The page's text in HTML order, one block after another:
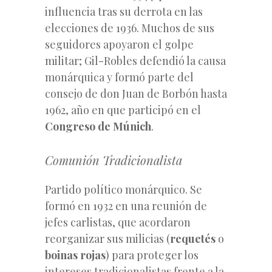
influencia tras su derrota en las
elecciones de 1936. Muchos de sus
seguidores apoyaron el golpe
militar; Gil-Robles defendió la causa
monárquica y formó parte del
consejo de don Juan de Borbón hasta
1962, año en que participó en el
Congreso de Múnich.
Comunión Tradicionalista
Partido político monárquico. Se
formó en 1932 en una reunión de
jefes carlistas, que acordaron
reorganizar sus milicias (requetés o
boinas rojas) para proteger los